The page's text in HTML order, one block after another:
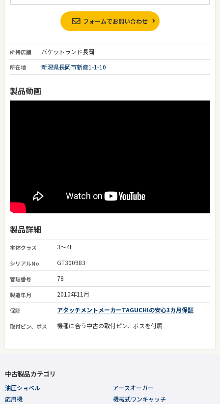
フォームでお問い合わせ
所持店舗 バケットランド長岡
所在地 新潟県長岡市新産1-1-10
製品動画
製品詳細
本体クラス 3～4t
シリアルNo GT300983
管理番号 78
製造年月 2010年11月
保証 アタッチメントメーカーTAGUCHIの安心3カ月保証
取付ピン、ボス 機種に合う中古の取付ピン、ボスを付属
中古製品カテゴリ
油圧ショベル
応用機
アースオーガー
機械式ワンキャッチ